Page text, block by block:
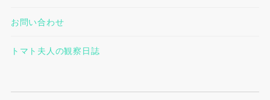
お問い合わせ
トマト夫人の観察日誌